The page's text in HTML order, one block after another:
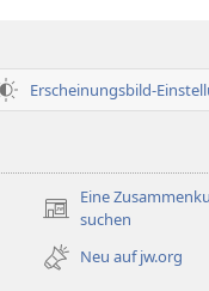
Erscheinungsbild-
Eine
suchen
(öffnet
neues
Fenster)Neu auf jw.org